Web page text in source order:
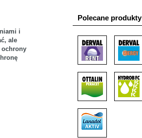
i
ale
ochrony
Polecane produkty